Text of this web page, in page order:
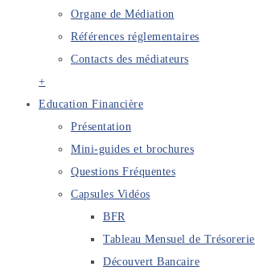
Organe de Médiation
Références réglementaires
Contacts des médiateurs
+
Education Financière
Présentation
Mini-guides et brochures
Questions Fréquentes
Capsules Vidéos
BFR
Tableau Mensuel de Trésorerie
Découvert Bancaire